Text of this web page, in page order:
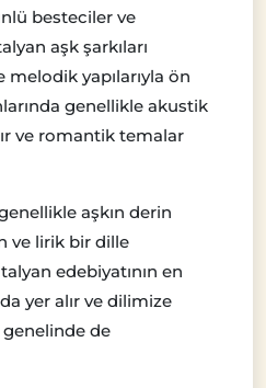
besteciler ve
aşk şarkıları
yapılarıyla ön
genellikle akustik
ve romantik temalar
aşkın derin
ve lirik bir dille
edebiyatının en
yer alır ve dilimize
de